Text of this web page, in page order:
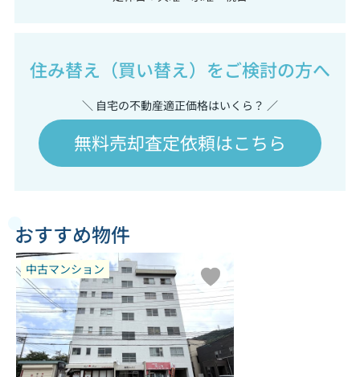
住み替え（買い替え）をご検討の方へ
＼ 自宅の不動産適正価格はいくら？ ／
無料売却査定依頼はこちら
おすすめ物件
中古マンション